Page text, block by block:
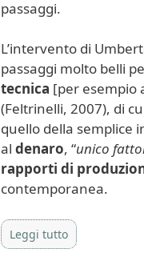
passaggi.
L’intervento di
passaggi molto belli
tecnica [per esempio
(Feltrinelli, 2007), di
quello della semplice
al denaro, “unico
rapporti di
contemporanea.
Leggi tutto